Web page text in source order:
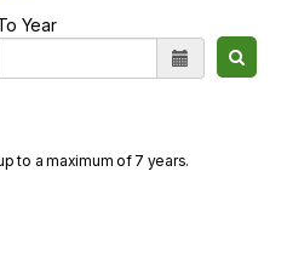
Year
to a maximum of 7 years.